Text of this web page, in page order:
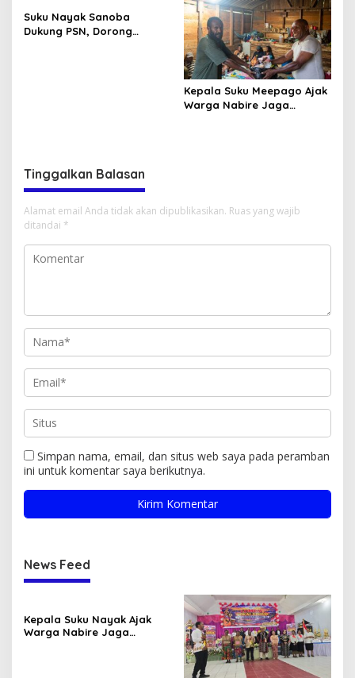
Suku Nayak Sanoba
Dukung PSN, Dorong
Kepala Suku Meepago Ajak
Warga Nabire Jaga
Tinggalkan Balasan
Alamat email Anda tidak akan dipublikasikan. Ruas yang wajib
ditandai *
Simpan nama, email, dan situs web saya pada peramban
ini untuk komentar saya berikutnya.
News Feed
Kepala Suku Nayak Ajak
Warga Nabire Jaga